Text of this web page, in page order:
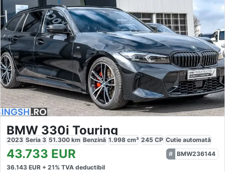
BMW 330i Touring
2023 Seria 3 51.300 km Benzină 1.998 cm³ 245 CP Cutie automată
43.733 EUR
BMW236144
36.143 EUR + 21% TVA deductibil